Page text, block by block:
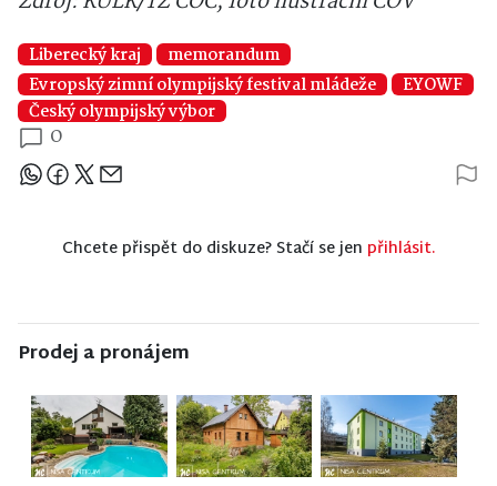
Liberecký kraj
memorandum
Evropský zimní olympijský festival mládeže
EYOWF
Český olympijský výbor
0
Sdílejte článek
Chcete přispět do diskuze? Stačí se jen přihlásit.
Prodej a pronájem